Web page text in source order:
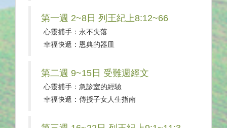
第一週 2~8日 列王紀上8:12~66
心靈捕手：永不失落
幸福快遞：恩典的器皿
第二週 9~15日 受難週經文
心靈捕手：急診室的經驗
幸福快遞：傳授子女人生指南